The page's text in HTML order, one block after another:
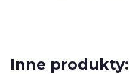
Inne produkty: